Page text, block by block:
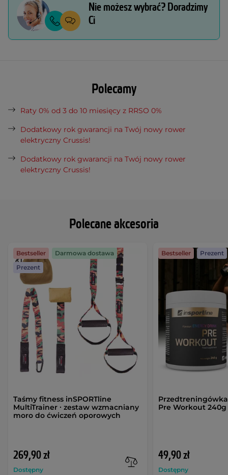
Polecane akcesoria
Taśmy fitness inSPORTline
MultiTrainer ∙ zestaw wzmacniany
moro do ćwiczeń oporowych
269,90 zł
Dostępny
Bestseller
Darmowa dostawa
Prezent
Pre Workout 240g
49,90 zł
Dostępny
Bestseller Prezent
Nie możesz wybrać? Doradzimy
Ci
Polecamy
Raty 0% od 3 do 10 miesięcy z RRSO 0%
Dodatkowy rok gwarancji na Twój nowy rower
elektryczny Crussis!
Dodatkowy rok gwarancji na Twój nowy rower
elektryczny Crussis!